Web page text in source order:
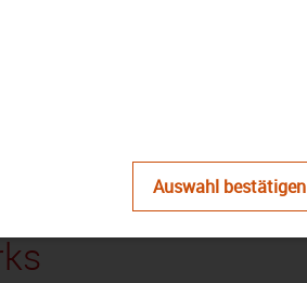
Auswahl bestätigen